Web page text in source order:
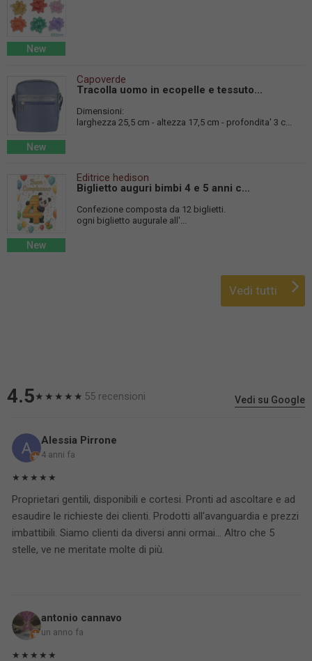
New
New
Capoverde
Tracolla uomo in ecopelle e tessuto...
Dimensioni:
larghezza 25,5 cm - altezza 17,5 cm - profondita' 3 c...
New
Editrice hedison
Biglietto auguri bimbi 4 e 5 anni c...
Confezione composta da 12 biglietti.
ogni biglietto augurale all'...
Vedi tutti
4.5★★★★★ 55 recensioni Vedi su Google
Alessia Pirrone
4 anni fa
★★★★★
Proprietari gentili, disponibili e cortesi. Pronti ad ascoltare e ad
esaudire le richieste dei clienti. Prodotti all'avanguardia e prezzi
imbattibili. Siamo clienti da diversi anni ormai... Altro che 5
stelle, ve ne meritate molte di più.
antonio cannavo
un anno fa
★★★★★